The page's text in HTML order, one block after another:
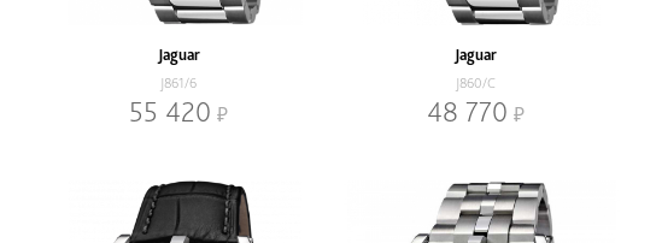
Jaguar
J861/6
55 420
Jaguar
J860/C
48 770